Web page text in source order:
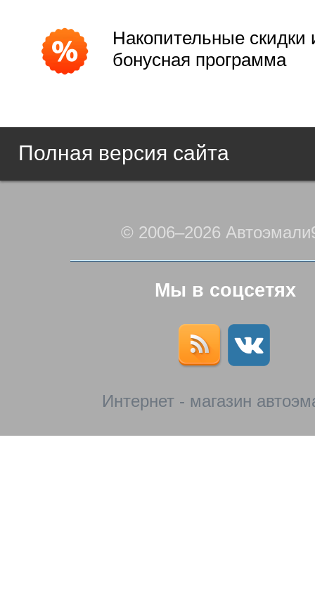
Накопительные скидки
бонусная программа
Полная версия сайта
© 2006–2026
Мы в соцсетях
Интернет - магазин